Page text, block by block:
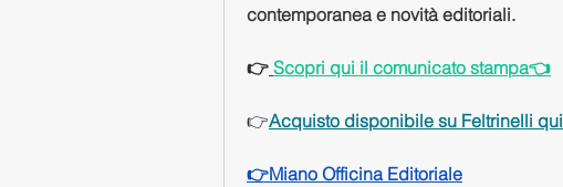
contemporanea e novità editoriali.
👉 Scopri qui il comunicato stampa👈
👉Acquisto disponibile su Feltrinelli qui
👉Miano Officina Editoriale